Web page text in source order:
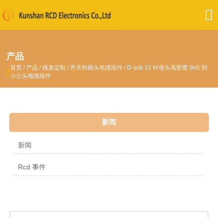

产品
 首页 / 产品 /线束定制 /开关和插头电缆组件 / D-sub 15 针母头高密度 (hd) 到
小公头电缆组件
新闻
新闻
Rcd 事件